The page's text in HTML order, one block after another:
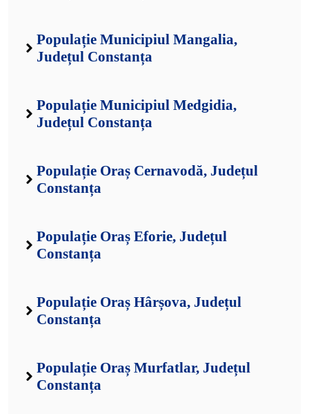
Populație Municipiul Mangalia,
Județul Constanța
Populație Municipiul Medgidia,
Județul Constanța
Populație Oraș Cernavodă, Județul
Constanța
Populație Oraș Eforie, Județul
Constanța
Populație Oraș Hârșova, Județul
Constanța
Populație Oraș Murfatlar, Județul
Constanța